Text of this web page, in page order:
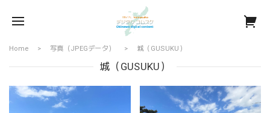
Home 写真（JPEGデータ） 城（GUSUKU）
城（GUSUKU）